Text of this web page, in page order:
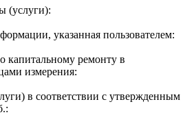
(услуги):
указанная пользователем:
капитальному ремонту в
измерения:
в соответствии с утвержденным